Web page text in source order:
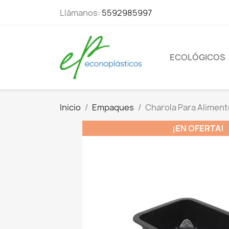
Llámanos: 5592985997
ECOLÓGICOS
Inicio Empaques
Charola Para
¡EN OFERTA!